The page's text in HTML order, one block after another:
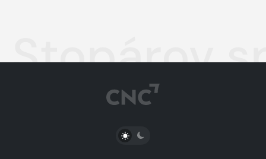
Stopárov
PŘEPNOUT SVĚTLÝ/TMAVÝ REŽIM